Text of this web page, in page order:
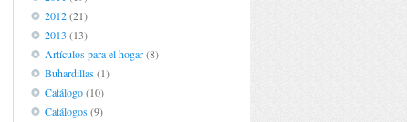
2012(21)
2013 (13)
Artículos para el hogar(8)
Buhardillas(1)
Catálogo(10)
Catálogos(9)